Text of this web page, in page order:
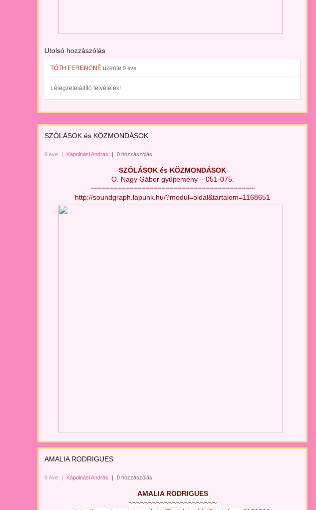
Utolsó hozzászólás
TÓTH FERENCNÉ üzente 9 éve
Lélegzetelállító felvételek!
SZÓLÁSOK és KÖZMONDÁSOK
9 éve | Kápolnási András | 0 hozzászólás
SZÓLÁSOK és KÖZMONDÁSOK
O. Nagy Gábor gyűjtemény – 051-075.
~~~~~~~~~~~~~~~~~~~~~~~~~~~~~~~~~~~~~~~~~
http://soundgraph.lapunk.hu/?modul=oldal&tartalom=1168651
AMALIA RODRIGUES
9 éve | Kápolnási András | 0 hozzászólás
AMALIA RODRIGUES
~~~~~~~~~~~~~~~~~~~~~~